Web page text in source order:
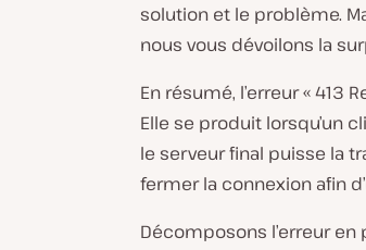
solution et le problème.
nous vous dévoilons la
En résumé, l’erreur « 413
Elle se produit lorsqu’un
le serveur final puisse la
fermer la connexion afin
Décomposons l’erreur en